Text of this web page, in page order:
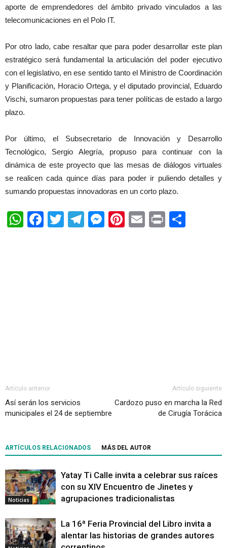
aporte de emprendedores del ámbito privado vinculados a las
telecomunicaciones en el Polo IT.
Por otro lado, cabe resaltar que para poder desarrollar este plan
estratégico será fundamental la articulación del poder ejecutivo
con el legislativo, en ese sentido tanto el Ministro de Coordinación
y Planificación, Horacio Ortega, y el diputado provincial, Eduardo
Vischi, sumaron propuestas para tener políticas de estado a largo
plazo.
Por último, el Subsecretario de Innovación y Desarrollo
Tecnológico, Sergio Alegría, propuso para continuar con la
dinámica de este proyecto que las mesas de diálogos virtuales
se realicen cada quince días para poder ir puliendo detalles y
sumando propuestas innovadoras en un corto plazo.
WhatsApp
Facebook
TwitterTelegram
Messenger
Pinterest
EmailPrint
Artículo anterior
Así serán los servicios
municipales el 24 de septiembre
Artículo siguiente
Cardozo puso en marcha la Red
de Cirugía Torácica
ARTÍCULOS RELACIONADOS MÁS DEL AUTOR
Noticias
Yatay Ti Calle invita a celebrar sus raíces
con su XIV Encuentro de Jinetes y
agrupaciones tradicionalistas
La 16ª Feria Provincial del Libro invita a
alentar las historias de grandes autores